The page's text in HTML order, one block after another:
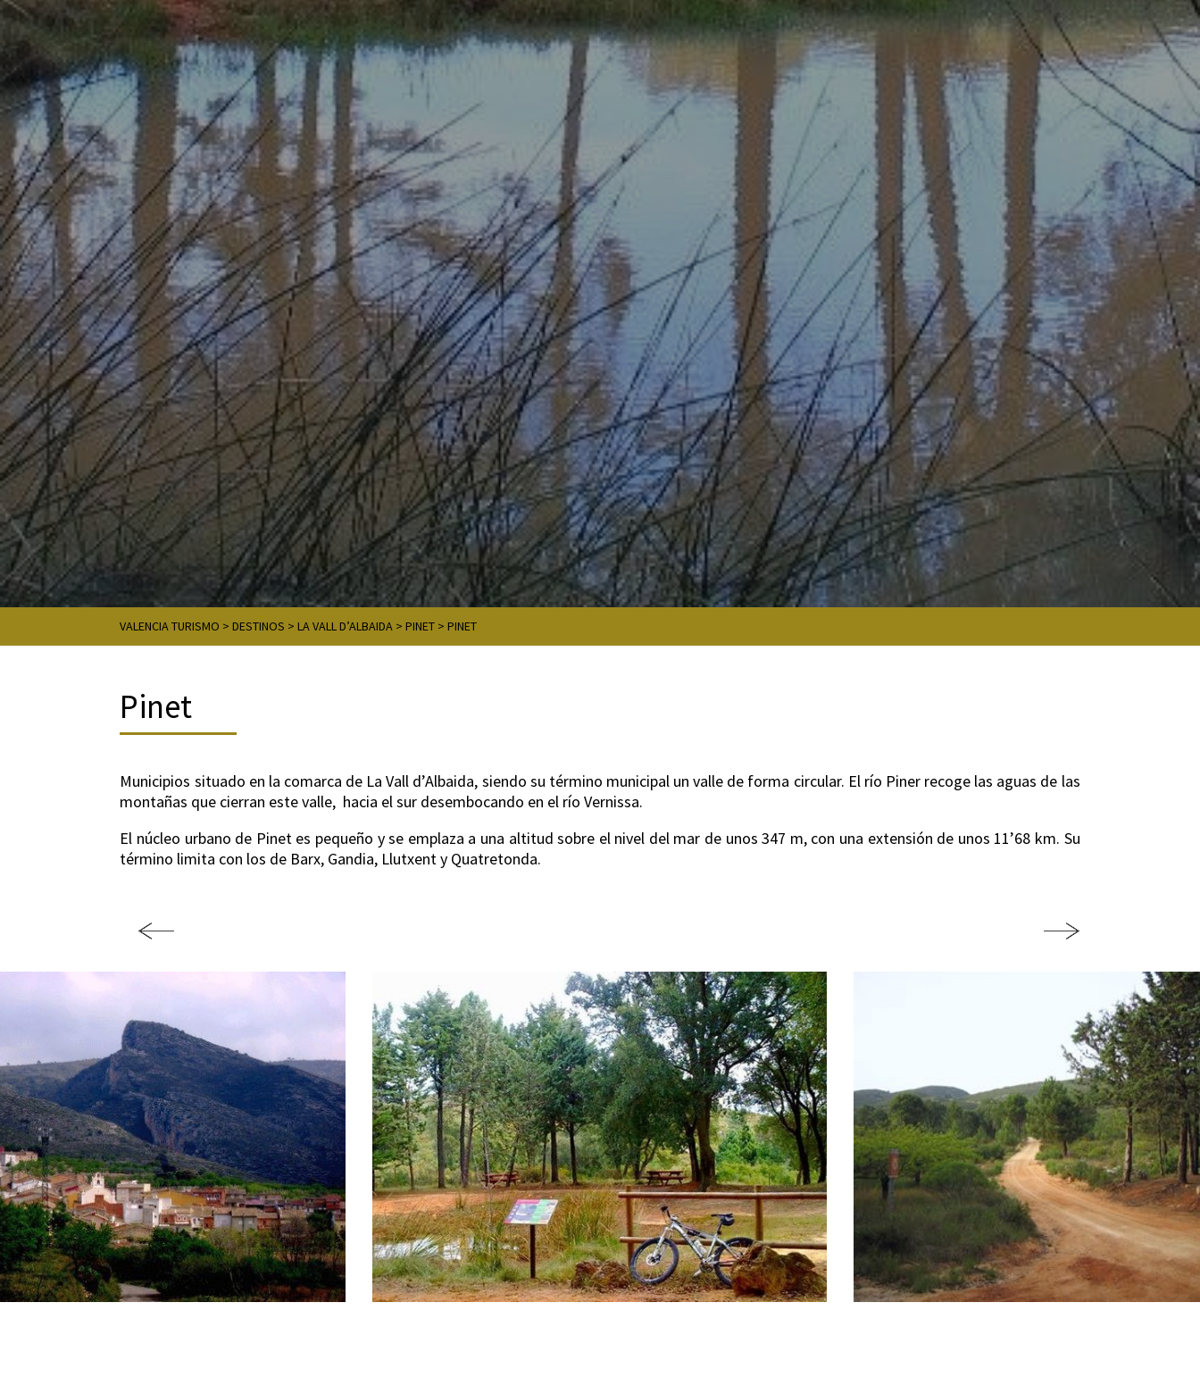
VALENCIA TURISMO >DESTINOS >LA VALL D’ALBAIDA >PINET >PINET
Pinet
Municipios situado en la comarca de La Vall d’Albaida, siendo su término municipal un valle de forma circular. El río Piner recoge las aguas de las
montañas que cierran este valle, hacia el sur desembocando en el río Vernissa.
El núcleo urbano de Pinet es pequeño y se emplaza a una altitud sobre el nivel del mar de unos 347 m, con una extensión de unos 11’68 km. Su
término limita con los de Barx, Gandia, Llutxent y Quatretonda.